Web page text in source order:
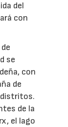
del
con
se
con
de
distritos.
de la
el lago